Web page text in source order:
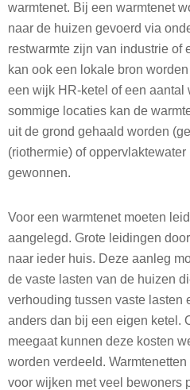
warmtenet. Bij een warmtenet
naar de huizen gevoerd via
restwarmte zijn van industrie of
kan ook een lokale bron
een wijk HR-ketel of een aantal
sommige locaties kan de
uit de grond gehaald worden
(riothermie) of
gewonnen.
Voor een warmtenet moeten
aangelegd. Grote leidingen
naar ieder huis. Deze aanleg
de vaste lasten van de huizen
verhouding tussen vaste lasten
anders dan bij een eigen ketel.
meegaat kunnen deze kosten
worden verdeeld.
voor wijken met veel bewoners